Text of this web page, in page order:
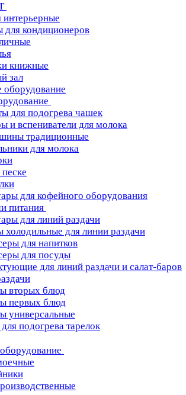
интерьерные
для кондиционеров
книжные
зал
оборудование
для подогрева чашек
и вспениватели для молока
традиционные
для молока
для кофейного оборудования
питания
для линий раздачи
холодильные для линии раздачи
для напитков
для посуды
для линий раздачи и салат-баров
вторых блюд
первых блюд
универсальные
подогрева тарелок